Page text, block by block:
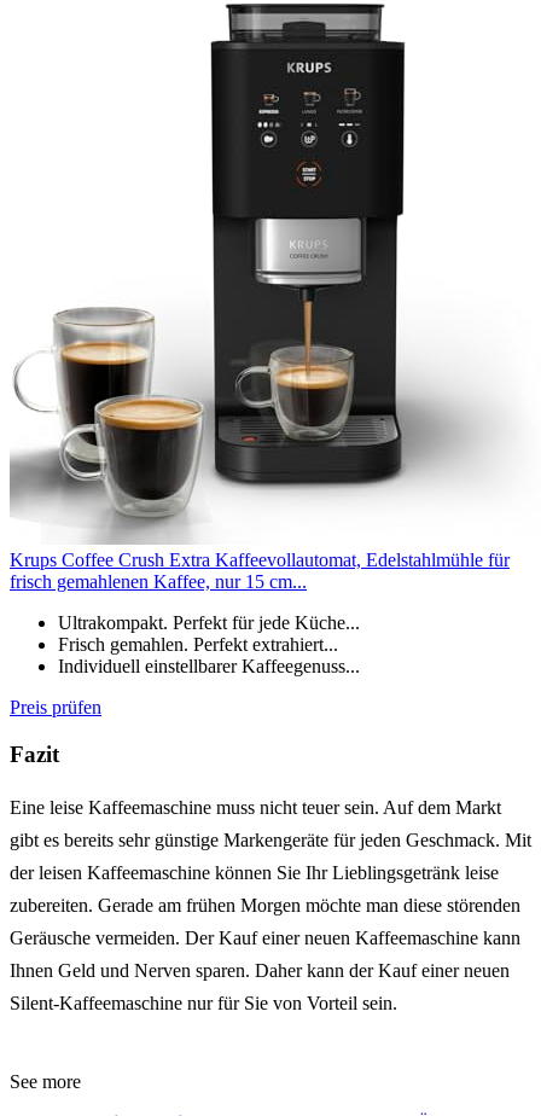
Krups Coffee Crush Extra Kaffeevollautomat, Edelstahlmühle für
frisch gemahlenen Kaffee, nur 15 cm...
Ultrakompakt. Perfekt für jede Küche...
Frisch gemahlen. Perfekt extrahiert...
Individuell einstellbarer Kaffeegenuss...
Preis prüfen
Fazit
Eine leise Kaffeemaschine muss nicht teuer sein. Auf dem Markt
gibt es bereits sehr günstige Markengeräte für jeden Geschmack. Mit
der leisen Kaffeemaschine können Sie Ihr Lieblingsgetränk leise
zubereiten. Gerade am frühen Morgen möchte man diese störenden
Geräusche vermeiden. Der Kauf einer neuen Kaffeemaschine kann
Ihnen Geld und Nerven sparen. Daher kann der Kauf einer neuen
Silent-Kaffeemaschine nur für Sie von Vorteil sein.
See more